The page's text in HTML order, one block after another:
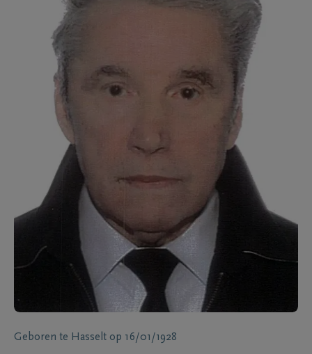
Geboren te Hasselt op 16/01/1928